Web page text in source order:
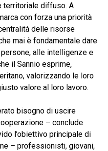
territoriale diffuso. A
con forza una priorità
delle risorse
mai è fondamentale dare
alle intelligenze e
il Sannio esprime,
valorizzando le loro
valore al loro lavoro.
bisogno di uscire
– conclude
l’obiettivo principale di
– professionisti, giovani,